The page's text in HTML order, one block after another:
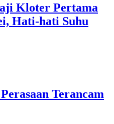
Kloter Pertama
Hati-hati Suhu
Terancam